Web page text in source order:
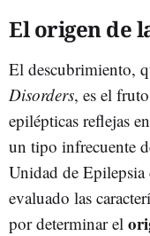
El origen de
El descubrimiento,
Disorders, es el
epilépticas reflejas
un tipo infrecuente
Unidad de
evaluado las
por determinar el